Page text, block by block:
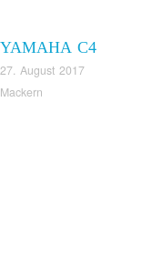
YAMAHA C4
27. August 2017
Mackern